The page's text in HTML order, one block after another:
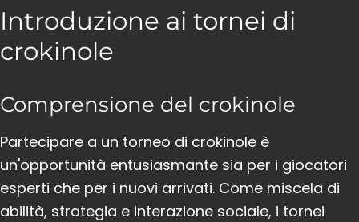
Introduzione ai tornei di
crokinole
Comprensione del crokinole
Partecipare a un torneo di crokinole è
un'opportunità entusiasmante sia per i giocatori
esperti che per i nuovi arrivati. Come miscela di
abilità, strategia e interazione sociale, i tornei